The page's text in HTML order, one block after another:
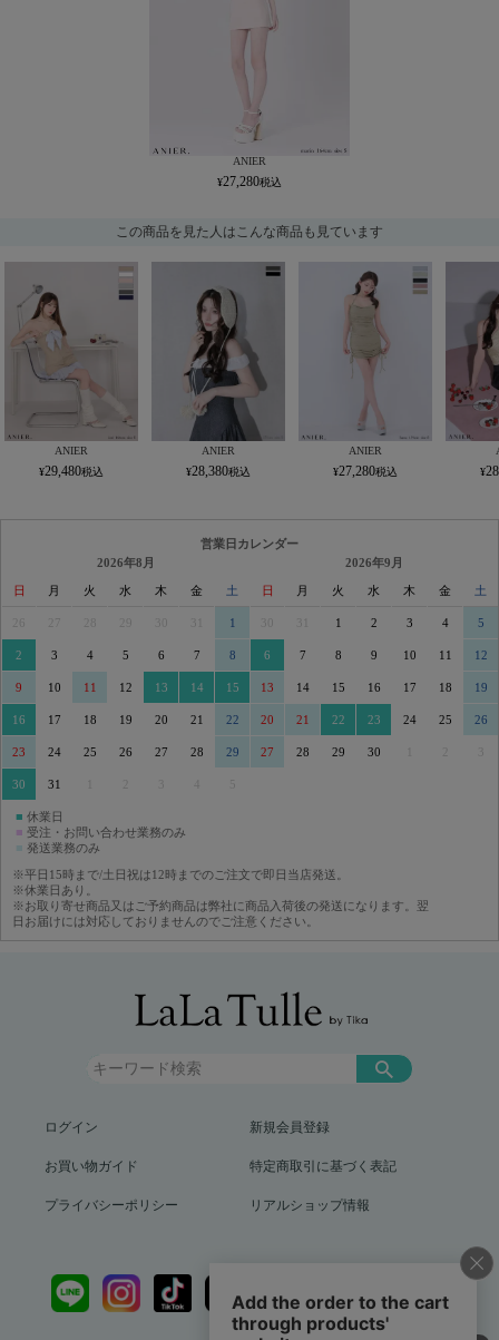
ANIER
27,280
この商品を見た人はこんな商品も見ています
ANIER
29,480
ANIER
28,380
ANIER
27,280
営業日カレンダー
2026年8月
日 月 火 水 木 金 土
29 30 31 1
2 3 4 5 6 7 8
9 10 11 12 13 14 15
16 17 18 19 20 21 22
23 24 25 26 27 28 29
30 31 3 5
2026年9月
日 月 火 水 木 金 土
30 31 1 2 3 4 5
6 7 8 9 10 11 12
13 14 15 16 17 18 19
20 21 22 23 24 25 26
27 28 29 30 3
■ 休業日
■ 受注・お問い合わせ業務のみ
■ 発送業務のみ
※平日15時まで/土日祝は12時までのご注文で即日当店発送。
※休業日あり。
※お取り寄せ商品又はご予約商品は弊社に商品入荷後の発送になります。翌
日お届けには対応しておりませんのでご注意ください。
ログイン 新規会員登録
お買い物ガイド 特定商取引に基づく表記
プライバシーポリシー リアルショップ情報